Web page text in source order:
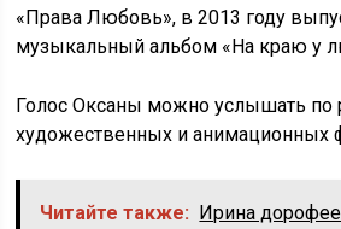
«Права Любовь», в 2013 году
музыкальный альбом «На краю у
Голос Оксаны можно услышать по
художественных и анимационных
Читайте также:
Ирина